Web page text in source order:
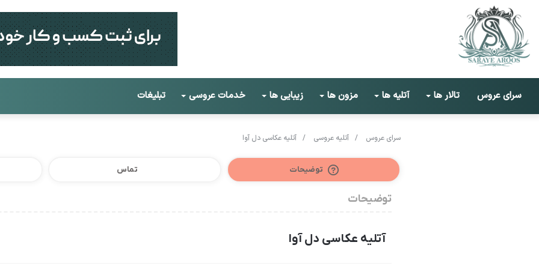
سرای عروس تالار ها آتلیه ها مزون ها زیبایی ها خدمات عروسی تبلیغات
سرای عروس / آتلیه عروسی / آتلیه عکاسی دل آوا
توضیحات تماس
توضیحات
آتلیه عکاسی دل آوا